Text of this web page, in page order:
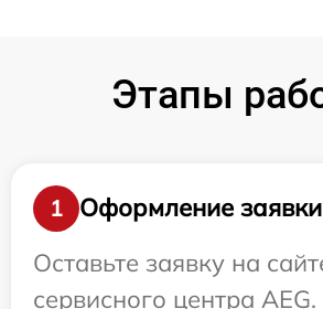
Этапы
1
Оформление заявки
Оставьте заявку на
сервисного центра